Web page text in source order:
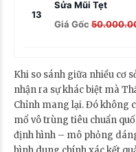
13
Sửa Mũi Tẹt
Giá Gốc
Khi so sánh giữa nhiều cơ
nhận ra sự khác biệt mà
Chỉnh mang lại. Đó không
mổ vô trùng tiêu chuẩn
định hình – mô phỏng